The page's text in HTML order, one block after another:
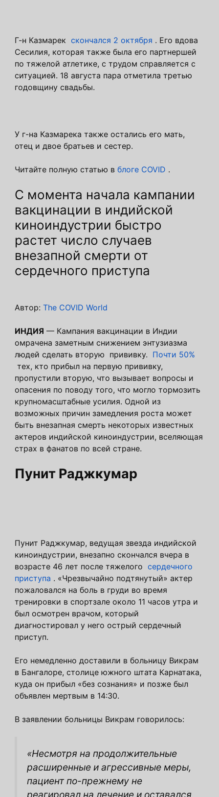
Г-н Казмарек скончался 2 октября . Его вдова
Сесилия, которая также была его партнершей
по тяжелой атлетике, с трудом справляется с
ситуацией. 18 августа пара отметила третью
годовщину свадьбы.
У г-на Казмарека также остались его мать,
отец и двое братьев и сестер.
Читайте полную статью в блоге COVID .
С момента начала кампании
вакцинации в индийской
киноиндустрии быстро
растет число случаев
внезапной смерти от
сердечного приступа
Автор: The COVID World
ИНДИЯ — Кампания вакцинации в Индии
омрачена заметным снижением энтузиазма
людей сделать вторую прививку. Почти 50%
тех, кто прибыл на первую прививку,
пропустили вторую, что вызывает вопросы и
опасения по поводу того, что могло тормозить
крупномасштабные усилия. Одной из
возможных причин замедления роста может
быть внезапная смерть некоторых известных
актеров индийской киноиндустрии, вселяющая
страх в фанатов по всей стране.
Пунит Раджкумар
Пунит Раджкумар, ведущая звезда индийской
киноиндустрии, внезапно скончался вчера в
возрасте 46 лет после тяжелого сердечного
приступа . «Чрезвычайно подтянутый» актер
пожаловался на боль в груди во время
тренировки в спортзале около 11 часов утра и
был осмотрен врачом, который
диагностировал у него острый сердечный
приступ.
Его немедленно доставили в больницу Викрам
в Бангалоре, столице южного штата Карнатака,
куда он прибыл «без сознания» и позже был
объявлен мертвым в 14:30.
В заявлении больницы Викрам говорилось:
«Несмотря на продолжительные
расширенные и агрессивные меры,
пациент по-прежнему не
реагировал на лечение и оставался